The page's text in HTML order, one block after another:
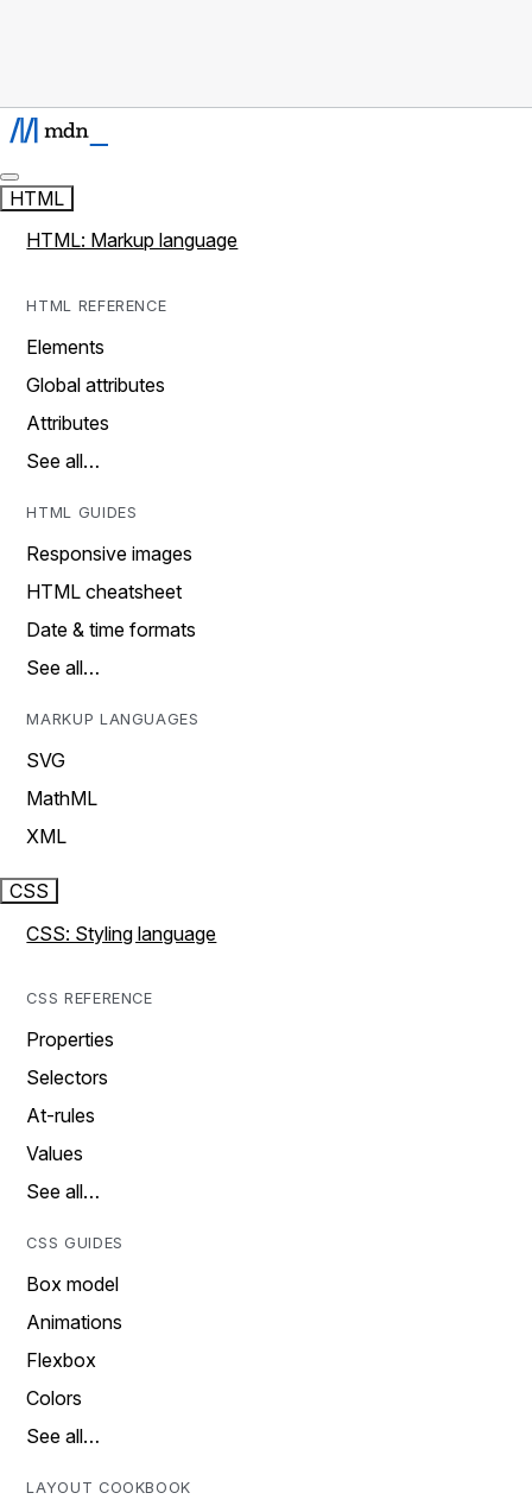
HTML
HTML: Markup language
HTML REFERENCE
Elements
Global attributes
Attributes
See all…
HTML GUIDES
Responsive images
HTML cheatsheet
Date & time formats
See all…
MARKUP LANGUAGES
SVG
MathML
XML
CSS
CSS: Styling language
CSS REFERENCE
Properties
Selectors
At-rules
Values
See all…
CSS GUIDES
Box model
Animations
Flexbox
Colors
See all…
LAYOUT COOKBOOK